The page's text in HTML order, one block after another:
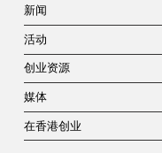
新闻
活动
创业资源
媒体
在香港创业